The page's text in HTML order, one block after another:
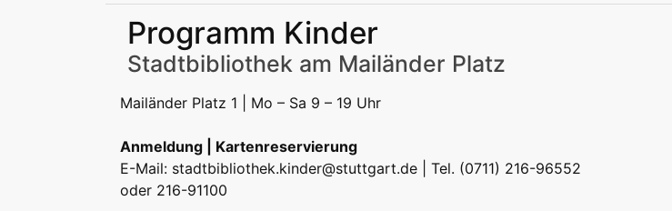
Stadtbibliothek am Mailänder Platz
Erwachsene Jugend | Freizeit Kinder | Freizeit
Stadtteilbibliotheken
Erwachsene Jugend | Freizeit Kinder | Freizeit Kitas | Schulen
Podcast
Programm Kinder
Stadtbibliothek am Mailänder Platz
Mailänder Platz 1 | Mo – Sa 9 – 19 Uhr
Anmeldung | Kartenreservierung
E-Mail: stadtbibliothek.kinder@stuttgart.de| Tel. (0711) 216-96552
oder 216-91100